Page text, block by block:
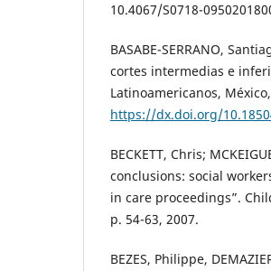
10.4067/S0718-
BASABE-SERRANO,
cortes intermedias e
Latinoamericanos,
https://dx.doi.org/
BECKETT, Chris;
conclusions: social
in care proceedings”.
p. 54-63, 2007.
BEZES, Philippe,